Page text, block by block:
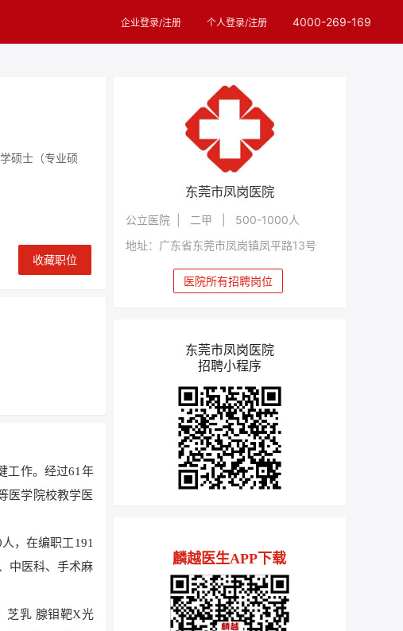
企业登录/注册 个人登录/注册 4000-269-169
硕士（专业硕
收藏职位
工作。经过61年
医学院校教学医
，在编职工191
中医科、手术麻
芝乳 腺钼靶X光
东莞市凤岗医院
公立医院 | 二甲 | 500-1000人
地址：广东省东莞市凤岗镇凤平路13号
医院所有招聘岗位
东莞市凤岗医院
招聘小程序
麟越医生APP下载